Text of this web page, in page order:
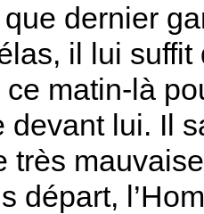
dernier
il lui
matin-là
devant lui. Il
très
départ,